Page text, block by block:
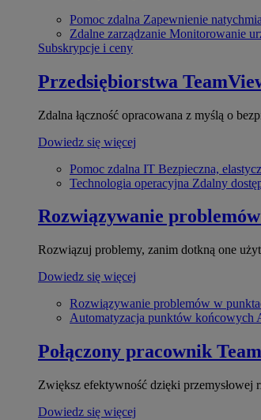
Pomoc zdalna Zapewnienie
Zdalne zarządzanie Monitorowanie
Subskrypcje i ceny
Przedsiębiorstwa
Zdalna łączność opracowana z myślą o
Dowiedz się więcej
Pomoc zdalna IT Bezpieczna,
Technologia operacyjna Zdalny
Rozwiązywanie
Rozwiązuj problemy, zanim dotkną one
Dowiedz się więcej
Rozwiązywanie problemów w
Automatyzacja punktów końcowych
Połączony pracownik
Zwiększ efektywność dzięki przemysłowej
Dowiedz się więcej